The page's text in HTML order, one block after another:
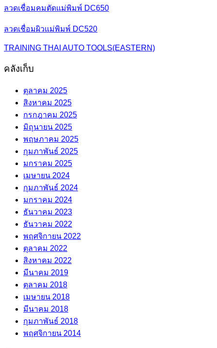
ลวดเชื่อมคมตัดแม่พิมพ์ DC650
ลวดเชื่อมผิวแม่พิมพ์ DC520
TRAINING THAI AUTO TOOLS(EASTERN)
คลังเก็บ
ตุลาคม 2025
สิงหาคม 2025
กรกฎาคม 2025
มิถุนายน 2025
พฤษภาคม 2025
กุมภาพันธ์ 2025
มกราคม 2025
เมษายน 2024
กุมภาพันธ์ 2024
มกราคม 2024
ธันวาคม 2023
ธันวาคม 2022
พฤศจิกายน 2022
ตุลาคม 2022
สิงหาคม 2022
มีนาคม 2019
ตุลาคม 2018
เมษายน 2018
มีนาคม 2018
กุมภาพันธ์ 2018
พฤศจิกายน 2014